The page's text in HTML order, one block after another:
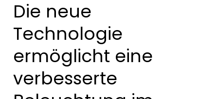
Die neue
Technologie
ermöglicht eine
verbesserte